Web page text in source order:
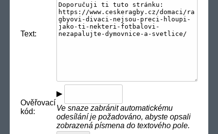
Text:
Ověřovací
kód:
▶
Ve snaze zabránit automatickému
odesílání je požadováno, abyste opsali
zobrazená písmena do textového pole.